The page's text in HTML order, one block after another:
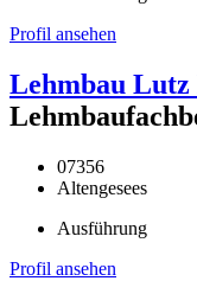
Profil ansehen
Lehmbau
07356
Altengesees
Ausführung
Profil ansehen